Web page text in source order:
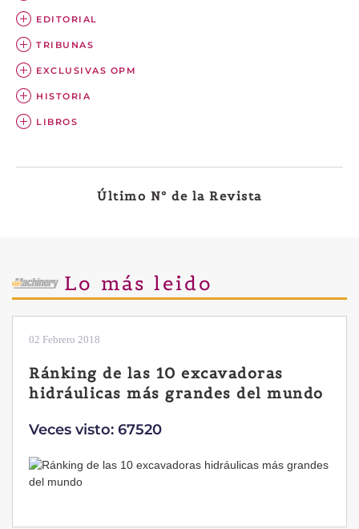
EDITORIAL
TRIBUNAS
EXCLUSIVAS OPM
HISTORIA
LIBROS
Último Nº de la Revista
Lo más leido
28 Enero 2019
Las ventajas de la excavadora
Yanmar B7 Sigma-6
Veces visto: 32221